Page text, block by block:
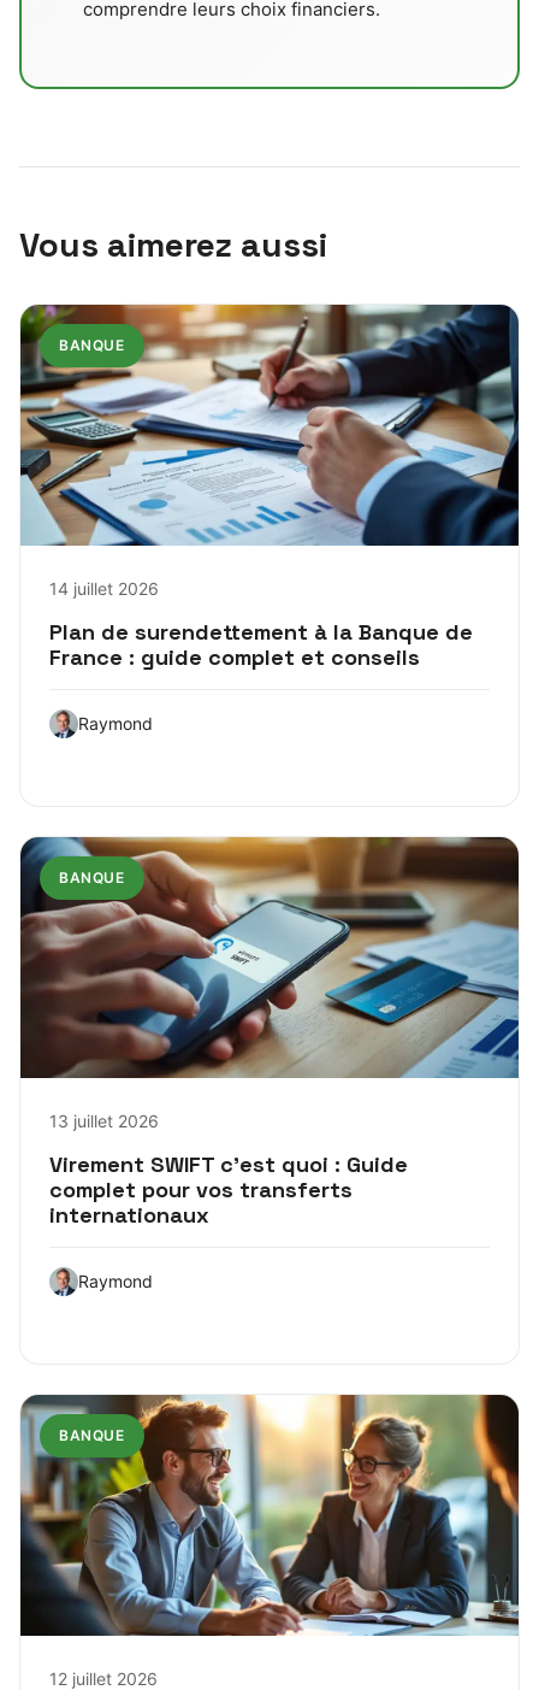
comprendre leurs choix financiers.
Vous aimerez aussi
BANQUE
14 juillet 2026
Plan de surendettement à la Banque de
France : guide complet et conseils
Raymond
BANQUE
13 juillet 2026
Virement SWIFT c’est quoi : Guide
complet pour vos transferts
internationaux
Raymond
BANQUE
12 juillet 2026